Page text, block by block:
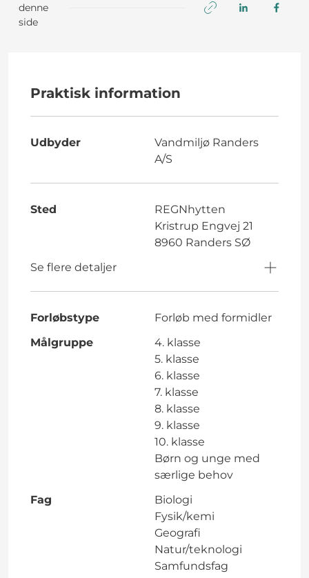
denne
side
Praktisk information
Udbyder
Vandmiljø Randers
A/S
Sted
REGNhytten
Kristrup Engvej 21
8960 Randers SØ
Se flere detaljer
Forløbstype
Forløb med formidler
Målgruppe
4. klasse
5. klasse
6. klasse
7. klasse
8. klasse
9. klasse
10. klasse
Børn og unge med
særlige behov
Fag
Biologi
Fysik/kemi
Geografi
Natur/teknologi
Samfundsfag